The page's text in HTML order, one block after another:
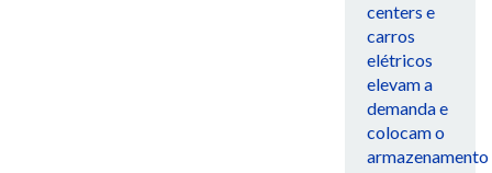
centers e
carros
elétricos
elevam a
demanda e
colocam o
armazenamento